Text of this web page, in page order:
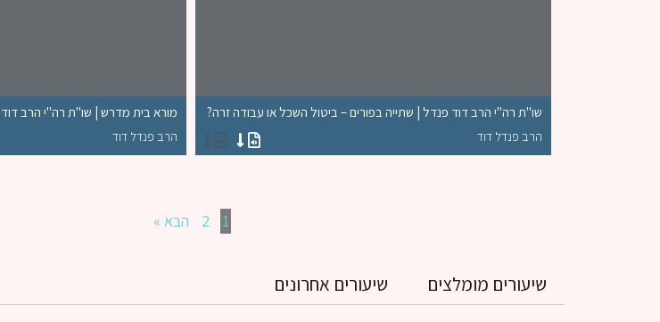
שו"ת רה"י הרב דוד פנדל | שתייה בפורים – ביטול השכל או עבודה זרה?
הרב פנדל דוד
מורא בית מדרש | שו"ת רה"י הרב
הרב פנדל דוד
1
2 הבא »
שיעורים מומלצים שיעורים אחרונים